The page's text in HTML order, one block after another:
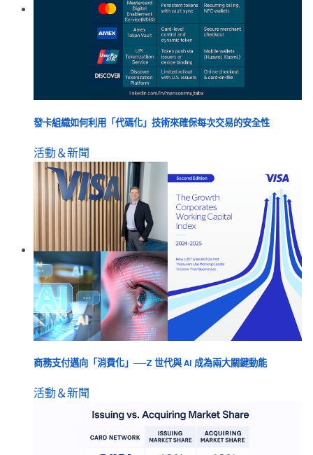
發卡組織如何利用「代碼化」技術來確保每次交易的安全性
活動＆新聞
商務支付邁向「消費化」──Z 世代與 AI 成為兩大關鍵動能
活動＆新聞